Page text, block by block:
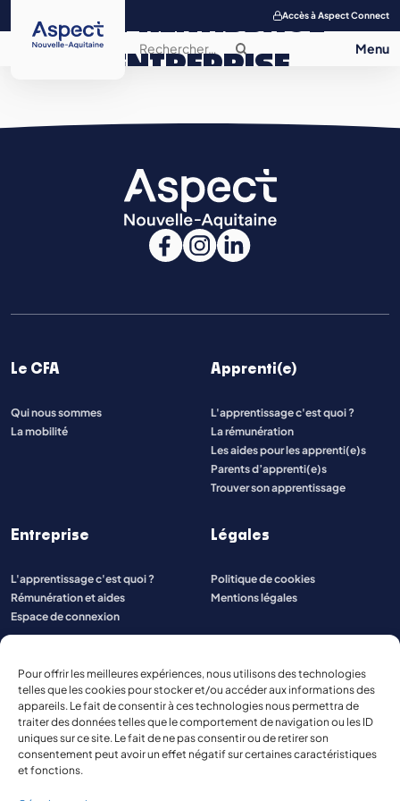
Pour offrir les meilleures expériences, nous utilisons des technologies
telles que les cookies pour stocker et/ou accéder aux informations des
appareils. Le fait de consentir à ces technologies nous permettra de
traiter des données telles que le comportement de navigation ou les ID
uniques sur ce site. Le fait de ne pas consentir ou de retirer son
consentement peut avoir un effet négatif sur certaines caractéristiques
et fonctions.
Accès à Aspect Connect
APPRENTISSAGE
ENTREPRISE
CONTACT
Le CFA
Qui nous sommes
La mobilité
Apprenti(e)
L'apprentissage c'est quoi ?
La rémunération
Les aides pour les apprenti(e)s
Parents d’apprenti(e)s
Trouver son apprentissage
Entreprise
L'apprentissage c'est quoi ?
Rémunération et aides
Espace de connexion
Légales
Politique de cookies
Mentions légales